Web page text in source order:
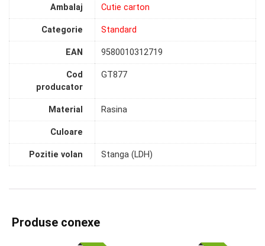
Ambalaj Cutie carton
Categorie Standard
EAN 9580010312719
Cod
producator
GT877
Material Rasina
Culoare
Pozitie volan Stanga (LDH)
Produse conexe